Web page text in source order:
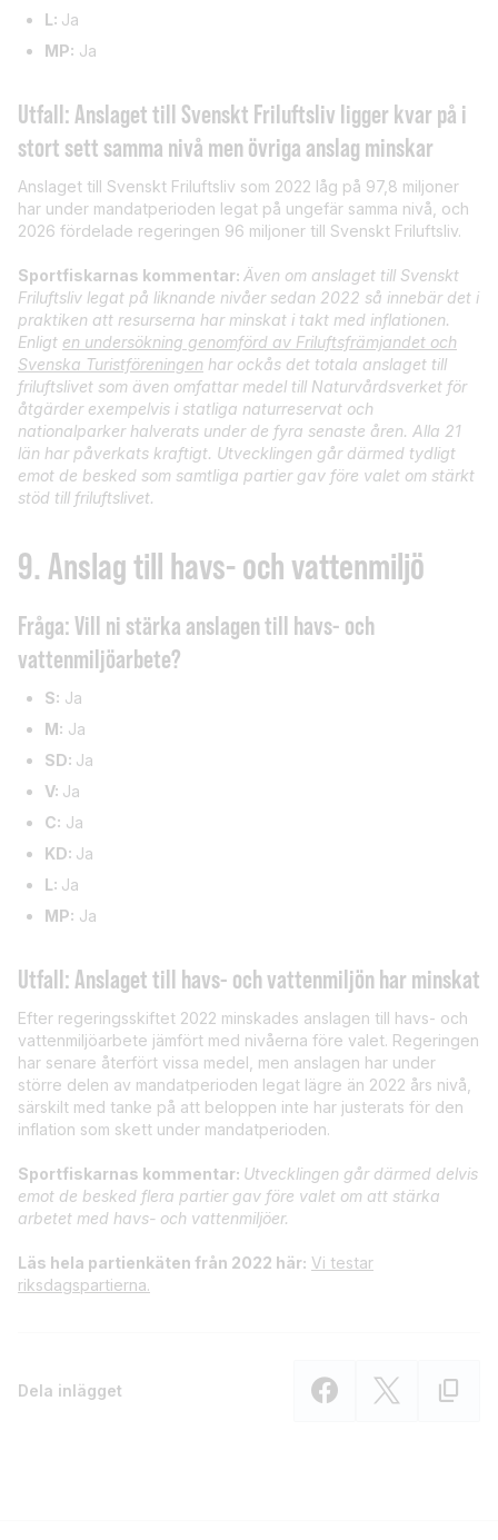
L: Ja
MP: Ja
Utfall: Anslaget till Svenskt Friluftsliv ligger kvar på i
stort sett samma nivå men övriga anslag minskar
Anslaget till Svenskt Friluftsliv som 2022 låg på 97,8 miljoner
har under mandatperioden legat på ungefär samma nivå, och
2026 fördelade regeringen 96 miljoner till Svenskt Friluftsliv.
Sportfiskarnas kommentar: Även om anslaget till Svenskt
Friluftsliv legat på liknande nivåer sedan 2022 så innebär det i
praktiken att resurserna har minskat i takt med inflationen.
Enligt en undersökning genomförd av Friluftsfrämjandet och
Svenska Turistföreningen har ockås det totala anslaget till
friluftslivet som även omfattar medel till Naturvårdsverket för
åtgärder exempelvis i statliga naturreservat och
nationalparker halverats under de fyra senaste åren. Alla 21
län har påverkats kraftigt. Utvecklingen går därmed tydligt
emot de besked som samtliga partier gav före valet om stärkt
stöd till friluftslivet.
9. Anslag till havs- och vattenmiljö
Fråga: Vill ni stärka anslagen till havs- och
vattenmiljöarbete?
S: Ja
M: Ja
SD: Ja
V: Ja
C: Ja
KD: Ja
L: Ja
MP: Ja
Utfall: Anslaget till havs- och vattenmiljön har minskat
Efter regeringsskiftet 2022 minskades anslagen till havs- och
vattenmiljöarbete jämfört med nivåerna före valet. Regeringen
har senare återfört vissa medel, men anslagen har under
större delen av mandatperioden legat lägre än 2022 års nivå,
särskilt med tanke på att beloppen inte har justerats för den
inflation som skett under mandatperioden.
Sportfiskarnas kommentar: Utvecklingen går därmed delvis
emot de besked flera partier gav före valet om att stärka
arbetet med havs- och vattenmiljöer.
Läs hela partienkäten från 2022 här: Vi testar
riksdagspartierna.
Dela inlägget